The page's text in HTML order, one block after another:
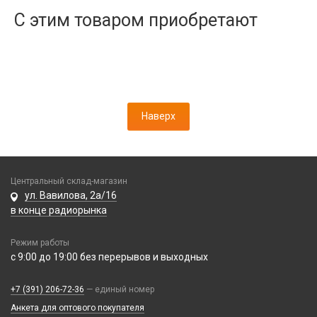
С этим товаром приобретают
Камеры
Проклейки
Шлейфы
АЗУ
АЗУ + FM-модулятор
АЗУ + кабель
Кабели
3 в 1
4 в 1
Компьютерная периферия
Аксессуары для ПК
Наверх
Центральный склад-магазин
ул. Вавилова, 2а/16
в конце радиорынка
Режим работы
с 9:00 до 19:00 без перерывов и выходных
+7 (391) 206-72-36 — единый номер
Анкета для оптового покупателя